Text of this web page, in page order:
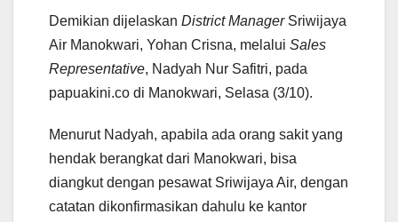
Demikian dijelaskan District ManagerSriwijaya
Air Manokwari, Yohan Crisna, melalui Sales
Representative, Nadyah Nur Safitri, pada
papuakini.co di Manokwari, Selasa (3/10).
Menurut Nadyah, apabila ada orang sakit yang
hendak berangkat dari Manokwari, bisa
diangkut dengan pesawat Sriwijaya Air, dengan
catatan dikonfirmasikan dahulu ke kantor